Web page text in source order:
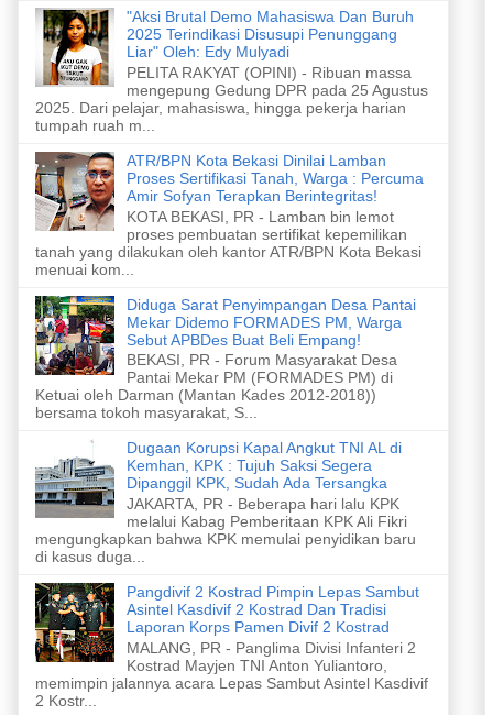
"Aksi Brutal Demo Mahasiswa Dan Buruh
2025 Terindikasi Disusupi Penunggang
Liar" Oleh: Edy Mulyadi
PELITA RAKYAT (OPINI) - Ribuan massa
mengepung Gedung DPR pada 25 Agustus
2025. Dari pelajar, mahasiswa, hingga pekerja harian
tumpah ruah m...
ATR/BPN Kota Bekasi Dinilai Lamban
Proses Sertifikasi Tanah, Warga : Percuma
Amir Sofyan Terapkan Berintegritas!
KOTA BEKASI, PR - Lamban bin lemot
proses pembuatan sertifikat kepemilikan
tanah yang dilakukan oleh kantor ATR/BPN Kota Bekasi
menuai kom...
Diduga Sarat Penyimpangan Desa Pantai
Mekar Didemo FORMADES PM, Warga
Sebut APBDes Buat Beli Empang!
BEKASI, PR - Forum Masyarakat Desa
Pantai Mekar PM (FORMADES PM) di
Ketuai oleh Darman (Mantan Kades 2012-2018))
bersama tokoh masyarakat, S...
Dugaan Korupsi Kapal Angkut TNI AL di
Kemhan, KPK : Tujuh Saksi Segera
Dipanggil KPK, Sudah Ada Tersangka
JAKARTA, PR - Beberapa hari lalu KPK
melalui Kabag Pemberitaan KPK Ali Fikri
mengungkapkan bahwa KPK memulai penyidikan baru
di kasus duga...
Pangdivif 2 Kostrad Pimpin Lepas Sambut
Asintel Kasdivif 2 Kostrad Dan Tradisi
Laporan Korps Pamen Divif 2 Kostrad
MALANG, PR - Panglima Divisi Infanteri 2
Kostrad Mayjen TNI Anton Yuliantoro,
memimpin jalannya acara Lepas Sambut Asintel Kasdivif
2 Kostr...